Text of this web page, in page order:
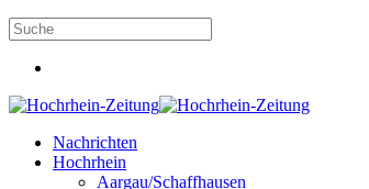
Nachrichten
Hochrhein
Aargau/Schaffhausen